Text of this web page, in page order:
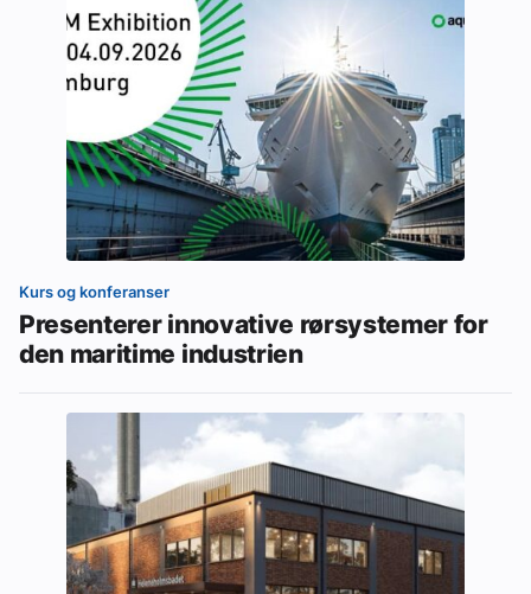
Kurs og konferanser
Presenterer innovative rørsystemer for
den maritime industrien